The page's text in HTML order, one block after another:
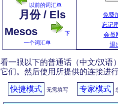
免费
忘记
会员
退
以前的词汇单
月份 / Els
Mesos
下
一个词汇单
看一眼以下的普通话（中文/汉语
它们。然后使用所提供的连接进
快捷模式 无需填写 专家模式